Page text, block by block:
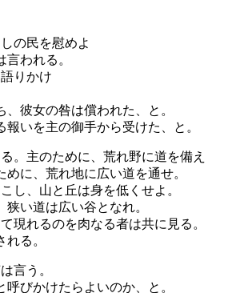
の民を慰めよ
われる。
りかけ
彼女の咎は償われた、と。
いを主の御手から受けた、と。
。主のために、荒れ野に道を備え
めに、荒れ地に広い道を通せ。
し、山と丘は身を低くせよ。
狭い道は広い谷となれ。
現れるのを肉なる者は共に見る。
る。
言う。
呼びかけたらよいのか、と。